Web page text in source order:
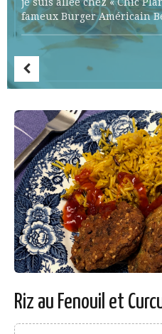
fameux Burger Américain
Riz au Fenouil et